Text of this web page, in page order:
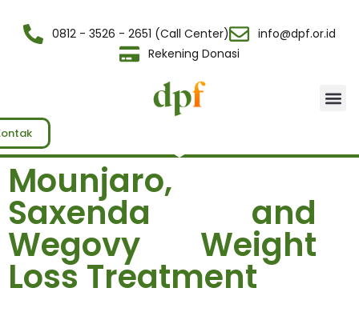
0812 - 3526 - 2651 (Call Center)
info@dpf.or.id
Rekening Donasi
Mounjaro,
Saxenda and
Wegovy Weight
Loss Treatment